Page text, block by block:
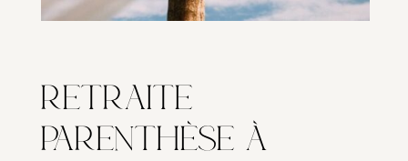
RETRAITE
PARENTHÈSE À